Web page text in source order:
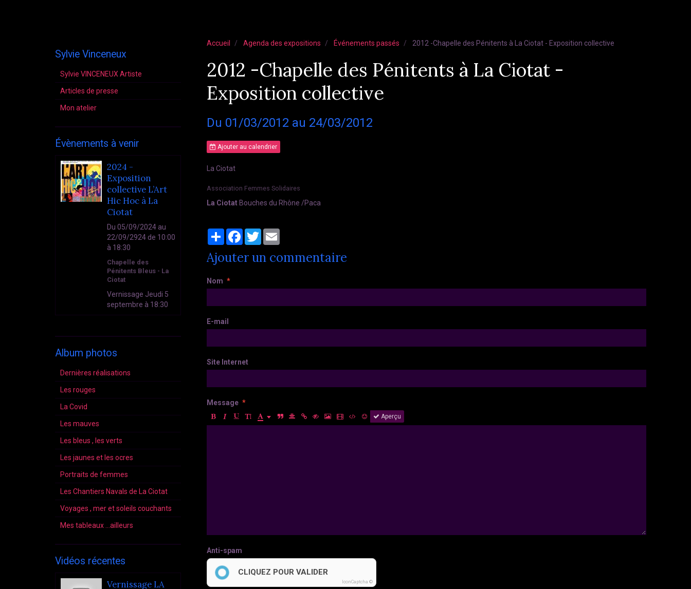
Accueil Agenda des expositions Événements passés 2012 -Chapelle des Pénitents à La Ciotat - Exposition collective
2012 -Chapelle des Pénitents à La Ciotat -
Exposition collective
Du 01/03/2012 au 24/03/2012
Ajouter au calendrier
La Ciotat
Association Femmes Solidaires
La Ciotat Bouches du Rhône /Paca
PartagerFacebook
Twitter
Ajouter un commentaire
Nom
E-mail
Site Internet
Message
Aperçu
Anti-spam
CLIQUEZ POUR VALIDER
IconCaptcha ©
Sylvie Vinceneux
Sylvie VINCENEUX Artiste
Articles de presse
Mon atelier
Évènements à venir
2024 -
Exposition
collective L’Art
Hic Hoc à La
Ciotat
Du 05/09/2024 au
22/09/2924 de 10:00
à 18:30
Chapelle des
Pénitents Bleus - La
Ciotat
Vernissage Jeudi 5
septembre à 18:30
Album photos
Dernières réalisations
Les rouges
La Covid
Les mauves
Les bleus , les verts
Les jaunes et les ocres
Portraits de femmes
Les Chantiers Navals de La Ciotat
Voyages , mer et soleils couchants
Mes tableaux ...ailleurs
Vidéos récentes
Vernissage LA